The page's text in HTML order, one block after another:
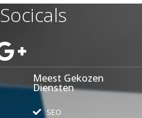
Meest Gekozen
Diensten
SEO